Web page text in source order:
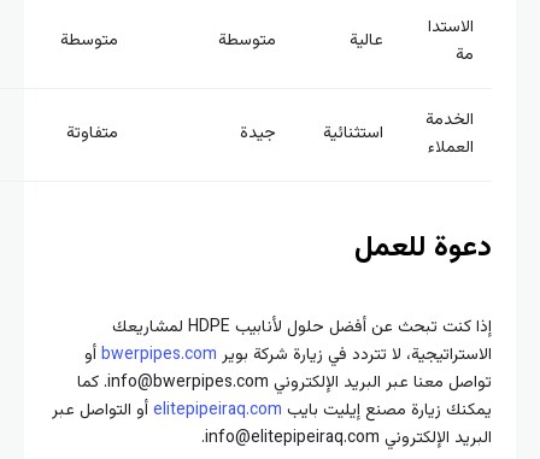
الاستدا
مة
عالية متوسطة متوسطة
الخدمة
العملاء
استثنائية جيدة متفاوتة
دعوة للعمل
إذا كنت تبحث عن أفضل حلول لأنابيب HDPE لمشاريعك
الاستراتيجية، لا تتردد في زيارة شركة بويرbwerpipes.comأو
تواصل معنا عبر البريد الإلكتروني info@bwerpipes.com. كما
يمكنك زيارة مصنع إيليت بايبelitepipeiraq.comأو التواصل عبر
البريد الإلكتروني info@elitepipeiraq.com.